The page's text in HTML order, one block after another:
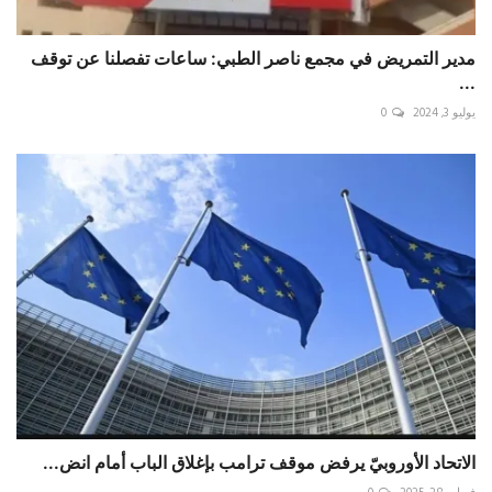
‏مدير التمريض في مجمع ناصر الطبي: ساعات تفصلنا عن توقف
...
يوليو 3, 2024 0
الاتحاد الأوروبيّ يرفض موقف ترامب بإغلاق الباب أمام انض...